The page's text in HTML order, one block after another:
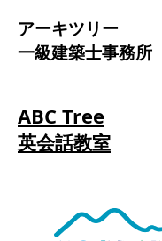
アーキツリー
一級建築士事務所
ABC Tree
英会話教室